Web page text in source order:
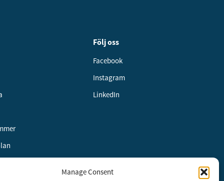
Manage Consent
Följ oss
Facebook
Instagram
LinkedIn